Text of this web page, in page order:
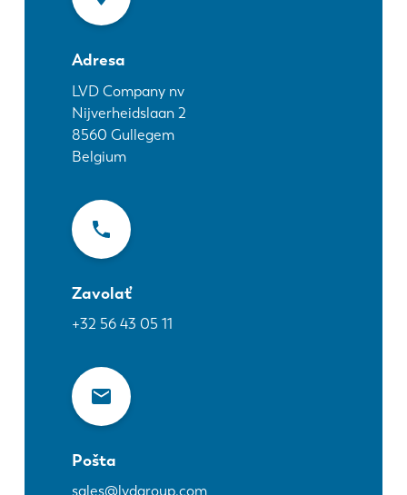
Adresa
LVD Company nv
Nijverheidslaan 2
8560 Gullegem
Belgium
Zavolať
+32 56 43 05 11
Pošta
sales@lvdgroup.com
Objavte LVD
Príbehy zákazníkov
Podujatia
Stredisko zdrojov
Priemyselné odvetvia a riešenia
Kontaktujte nás